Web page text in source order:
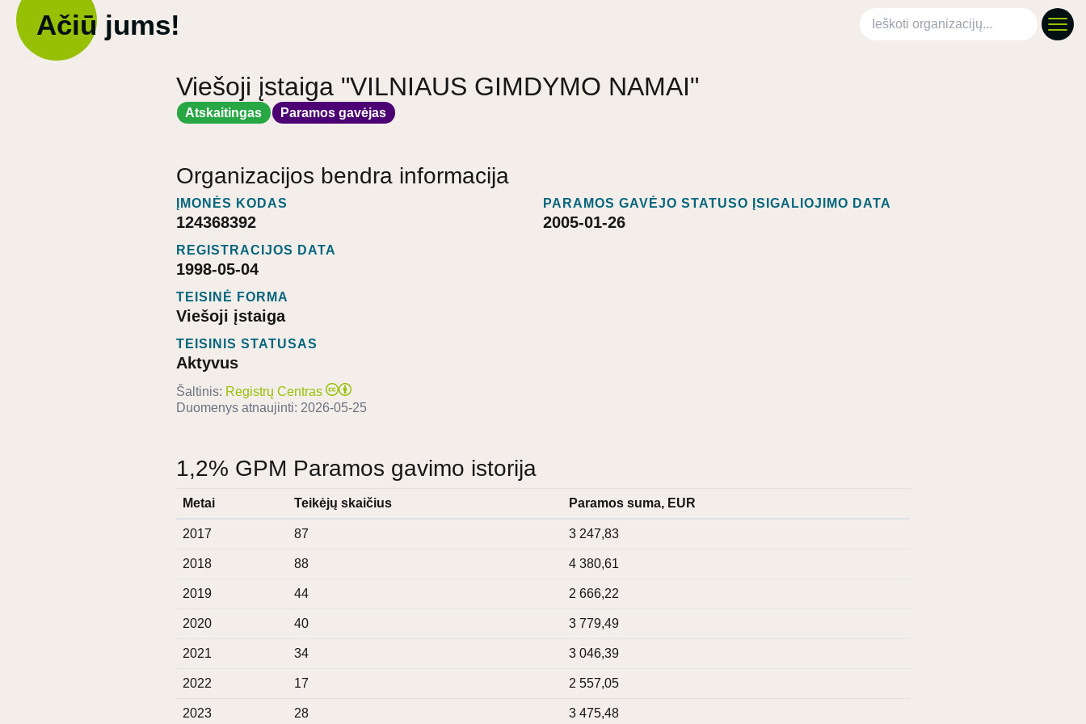
Ačiū jums! Ieškoti organizacijų
Viešoji įstaiga "VILNIAUS GIMDYMO NAMAI"
Atskaitingas Paramos gavėjas
Organizacijos bendra informacija
ĮMONĖS KODAS
124368392
REGISTRACIJOS DATA
1998-05-04
TEISINĖ FORMA
Viešoji įstaiga
TEISINIS STATUSAS
Aktyvus
PARAMOS GAVĖJO STATUSO ĮSIGALIOJIMO DATA
2005-01-26
Šaltinis: Registrų Centras
Duomenys atnaujinti: 2026-05-25
1,2% GPM Paramos gavimo istorija
Metai Teikėjų skaičius Paramos suma, EUR
2017 87 3 247,83
2018 88 4 380,61
2019 44 2 666,22
2020 40 3 779,49
2021 34 3 046,39
2022 17 2 557,05
2023 28 3 475,48